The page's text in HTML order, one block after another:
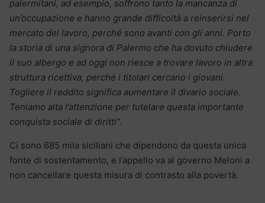
palermitani, ad esempio, soffrono tanto la mancanza di
un’occupazione e hanno grande difficoltà a reinserirsi nel
mercato del lavoro, perché sono avanti con gli anni. Porto
la storia di una signora di Palermo che ha dovuto chiudere
il suo albergo e ad oggi non riesce a trovare lavoro in altra
struttura ricettiva, perché i titolari cercano i giovani.
Togliere il reddito significa aumentare il divario sociale.
Teniamo alta l’attenzione per tutelare questa importante
conquista sociale di diritti”.
Ci sono 685 mila siciliani che dipendono da questa unica
fonte di sostentamento, e l’appello va al governo Meloni a
non cancellare questa misura di contrasto alla povertà.